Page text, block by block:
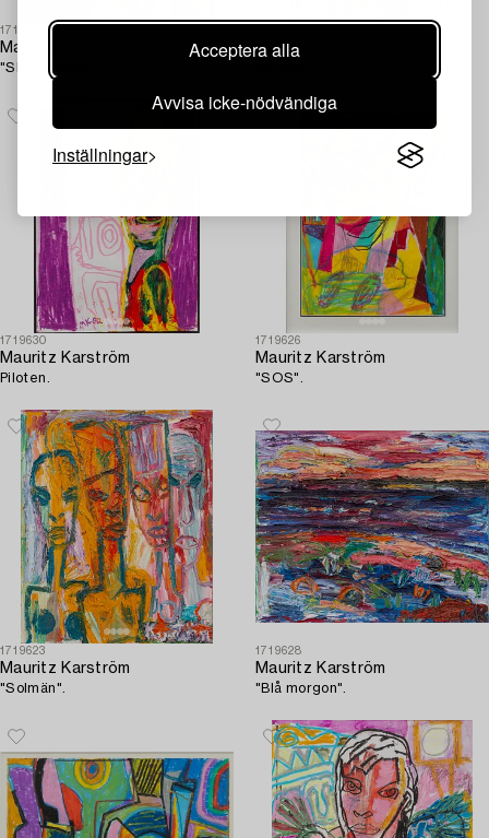
Acceptera alla
Avvisa icke-nödvändiga
Inställningar
1719617
Mauritz Karström
"Slipsmannen".
Mauritz Karström
1719630
Mauritz Karström
Piloten.
1719626
Mauritz Karström
"SOS".
1719623
Mauritz Karström
"Solmän".
1719628
Mauritz Karström
"Blå morgon".